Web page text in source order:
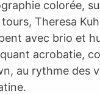
colorée,
Theresa
avec brio et
acrobatie,
au rythme des